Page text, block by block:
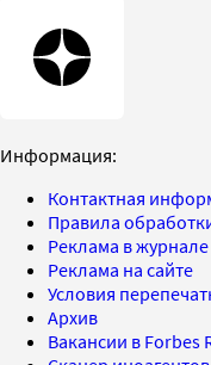
Информация:
Контактная
Правила
Реклама в журнале
Реклама на сайте
Условия
Архив
Вакансии в Forbes